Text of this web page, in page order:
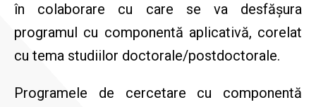
în colaborare cu care se va desfășura
programul cu componentă aplicativă, corelat
cu tema studiilor doctorale/postdoctorale.
Programele de cercetare cu componentă